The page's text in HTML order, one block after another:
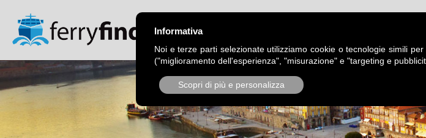
CHI SIAMO
Informativa
Noi e terze parti selezionate utilizziamo cookie o tecnologie simili
("miglioramento dell'esperienza", "misurazione" e "targeting e
Scopri di più e personalizza